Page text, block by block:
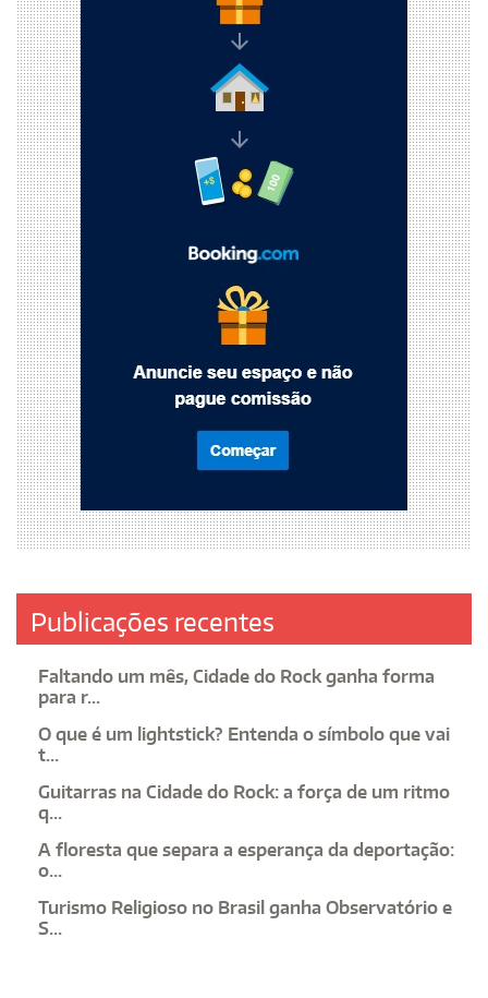
Publicações recentes
Faltando um mês, Cidade do Rock ganha forma
para r...
O que é um lightstick? Entenda o símbolo que vai
t...
Guitarras na Cidade do Rock: a força de um ritmo
q...
A floresta que separa a esperança da deportação:
o...
Turismo Religioso no Brasil ganha Observatório e
S...